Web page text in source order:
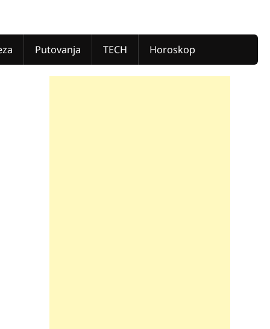
Putovanja TECH Horoskop